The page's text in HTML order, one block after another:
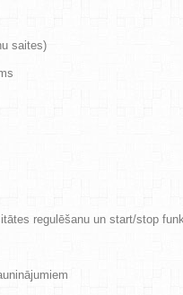
saites)
regulēšanu un start/stop